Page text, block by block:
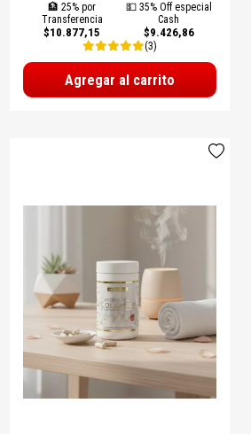
🏦 25% por
Transferencia
$10.877,15
💵 35% Off especial
Cash
$9.426,86
(3)
Agregar al carrito